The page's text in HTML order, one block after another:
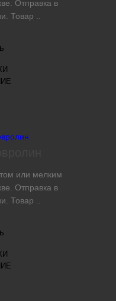
Отправка в
Товар ..
или мелким
Отправка в
Товар ..